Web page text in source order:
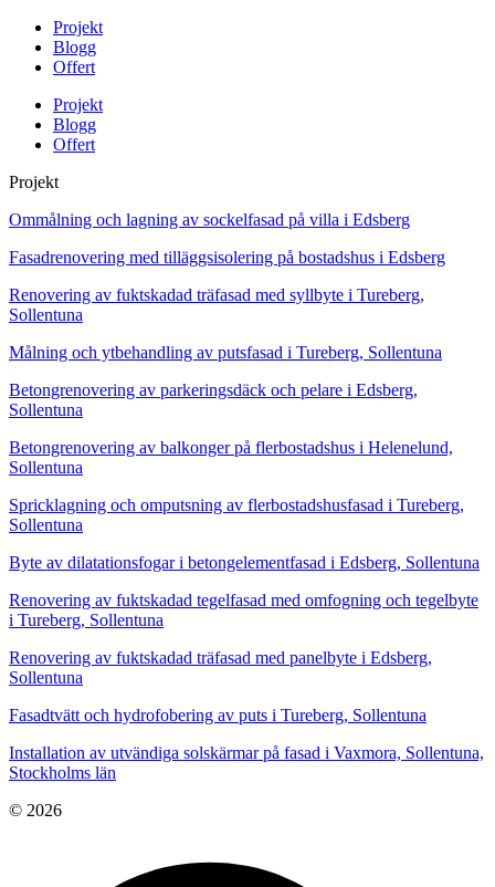
Projekt
Blogg
Offert
Projekt
Blogg
Offert
Projekt
Ommålning och lagning av sockelfasad på villa i Edsberg
Fasadrenovering med tilläggsisolering på bostadshus i Edsberg
Renovering av fuktskadad träfasad med syllbyte i Tureberg,
Sollentuna
Målning och ytbehandling av putsfasad i Tureberg, Sollentuna
Betongrenovering av parkeringsdäck och pelare i Edsberg,
Sollentuna
Betongrenovering av balkonger på flerbostadshus i Helenelund,
Sollentuna
Spricklagning och omputsning av flerbostadshusfasad i Tureberg,
Sollentuna
Byte av dilatationsfogar i betongelementfasad i Edsberg, Sollentuna
Renovering av fuktskadad tegelfasad med omfogning och tegelbyte
i Tureberg, Sollentuna
Renovering av fuktskadad träfasad med panelbyte i Edsberg,
Sollentuna
Fasadtvätt och hydrofobering av puts i Tureberg, Sollentuna
Installation av utvändiga solskärmar på fasad i Vaxmora, Sollentuna,
Stockholms län
© 2026